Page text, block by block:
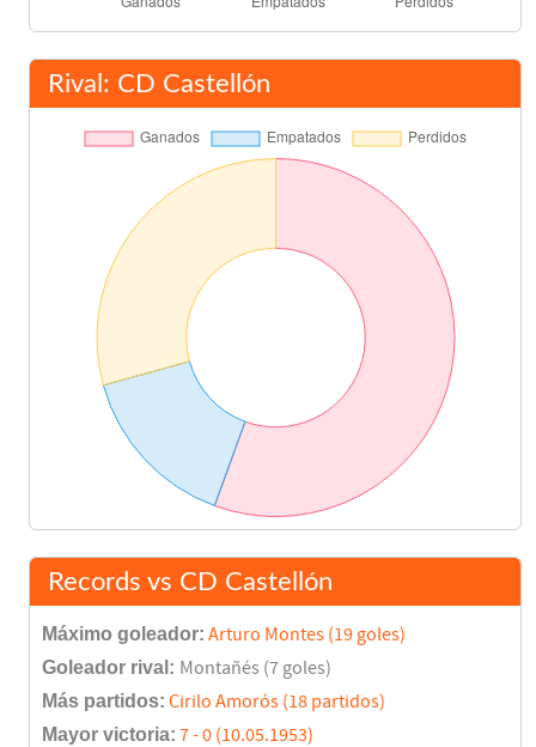
Rival: CD Castellón
Records vs CD Castellón
Máximo goleador: Arturo Montes (19 goles)
Goleador rival: Montañés (7 goles)
Más partidos: Cirilo Amorós (18 partidos)
Mayor victoria: 7 - 0 (10.05.1953)